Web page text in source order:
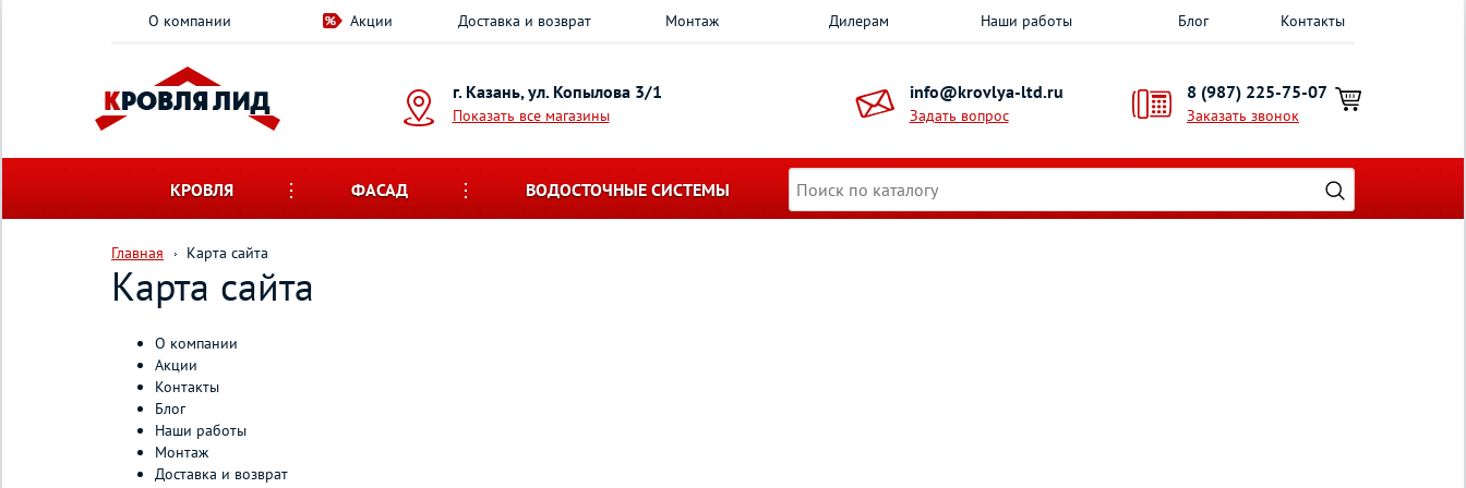
О компании Акции Доставка и возврат Монтаж Дилерам Наши работы Блог Контакты
г. Казань, ул. Копылова 3/1
Показать все магазины
info@krovlya-ltd.ru
Задать вопрос
8 (987) 225-75-07
Заказать звонок
КРОВЛЯ ФАСАД ВОДОСТОЧНЫЕ СИСТЕМЫ
Главная Карта сайта
Карта сайта
О компании
Акции
Контакты
Блог
Наши работы
Монтаж
Доставка и возврат